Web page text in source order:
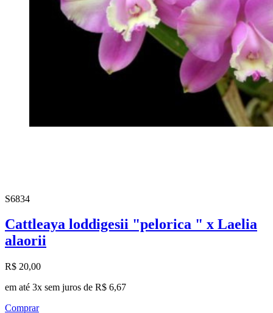
S6834
Cattleaya loddigesii "pelorica " x Laelia
alaorii
R$ 20,00
em até 3x sem juros de R$ 6,67
Comprar